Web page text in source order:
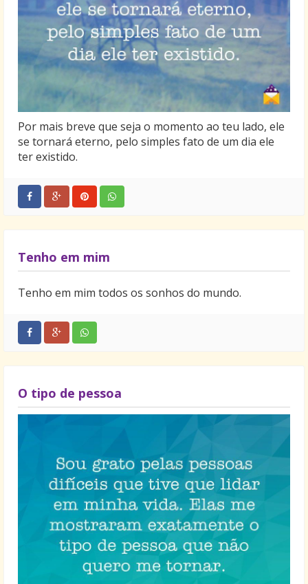
Por mais breve que seja o momento ao teu lado, ele
se tornará eterno, pelo simples fato de um dia ele
ter existido.
Tenho em mim
Tenho em mim todos os sonhos do mundo.
O tipo de pessoa